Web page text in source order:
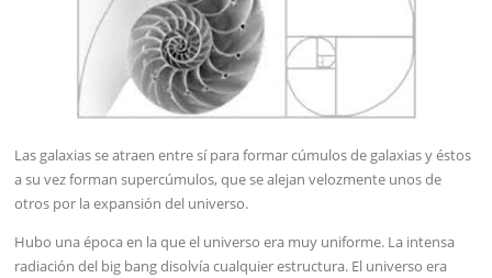
Las galaxias se atraen entre sí para formar cúmulos de galaxias y éstos
a su vez forman supercúmulos, que se alejan velozmente unos de
otros por la expansión del universo.
Hubo una época en la que el universo era muy uniforme. La intensa
radiación del big bang disolvía cualquier estructura. El universo era